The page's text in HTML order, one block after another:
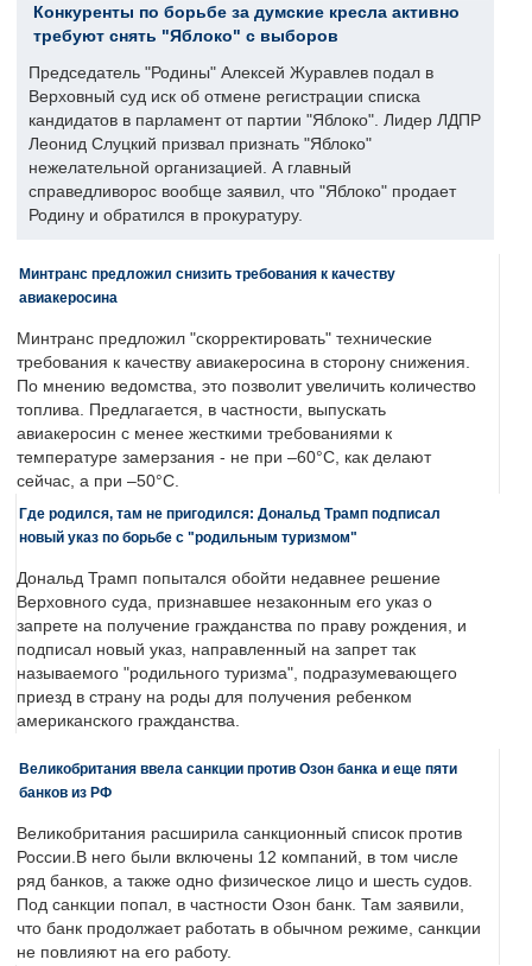
Конкуренты по борьбе за думские кресла активно
требуют снять "Яблоко" с выборов
Председатель "Родины" Алексей Журавлев подал в
Верховный суд иск об отмене регистрации списка
кандидатов в парламент от партии "Яблоко". Лидер ЛДПР
Леонид Слуцкий призвал признать "Яблоко"
нежелательной организацией. А главный
справедливорос вообще заявил, что "Яблоко" продает
Родину и обратился в прокуратуру.
Минтранс предложил снизить требования к качеству
авиакеросина
Минтранс предложил "скорректировать" технические
требования к качеству авиакеросина в сторону снижения.
По мнению ведомства, это позволит увеличить количество
топлива. Предлагается, в частности, выпускать
авиакеросин с менее жесткими требованиями к
температуре замерзания - не при –60°C, как делают
сейчас, а при –50°C.
Где родился, там не пригодился: Дональд Трамп подписал
новый указ по борьбе с "родильным туризмом"
Дональд Трамп попытался обойти недавнее решение
Верховного суда, признавшее незаконным его указ о
запрете на получение гражданства по праву рождения, и
подписал новый указ, направленный на запрет так
называемого "родильного туризма", подразумевающего
приезд в страну на роды для получения ребенком
американского гражданства.
Великобритания ввела санкции против Озон банка и еще пяти
банков из РФ
Великобритания расширила санкционный список против
России.В него были включены 12 компаний, в том числе
ряд банков, а также одно физическое лицо и шесть судов.
Под санкции попал, в частности Озон банк. Там заявили,
что банк продолжает работать в обычном режиме, санкции
не повлияют на его работу.